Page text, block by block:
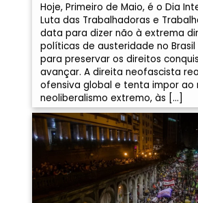
Hoje, Primeiro de Maio, é o Dia
Luta das Trabalhadoras e
data para dizer não à extrema
políticas de austeridade no Brasil
para preservar os direitos
avançar. A direita neofascista
ofensiva global e tenta impor ao
neoliberalismo extremo, às […]